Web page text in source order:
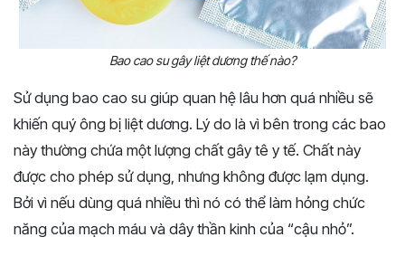
Bao cao su gây liệt dương thế nào?
Sử dụng bao cao su giúp quan hệ lâu hơn quá nhiều sẽ
khiến quý ông bị liệt dương. Lý do là vì bên trong các bao
này thường chứa một lượng chất gây tê y tế. Chất này
được cho phép sử dụng, nhưng không được lạm dụng.
Bởi vì nếu dùng quá nhiều thì nó có thể làm hỏng chức
năng của mạch máu và dây thần kinh của “cậu nhỏ”.